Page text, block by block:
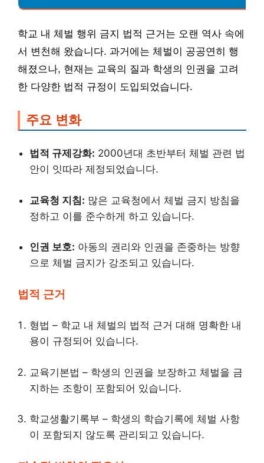
학교 내 체벌 행위 금지 법적 근거는 오랜 역사 속에
서 변천해 왔습니다. 과거에는 체벌이 공공연히 행
해졌으나, 현재는 교육의 질과 학생의 인권을 고려
한 다양한 법적 규정이 도입되었습니다.
주요 변화
법적 규제강화: 2000년대 초반부터 체벌 관련 법
안이 잇따라 제정되었습니다.
교육청 지침: 많은 교육청에서 체벌 금지 방침을
정하고 이를 준수하게 하고 있습니다.
인권 보호: 아동의 권리와 인권을 존중하는 방향
으로 체벌 금지가 강조되고 있습니다.
법적 근거
형법 – 학교 내 체벌의 법적 근거 대해 명확한 내
용이 규정되어 있습니다.
교육기본법 – 학생의 인권을 보장하고 체벌을 금
지하는 조항이 포함되어 있습니다.
학교생활기록부 – 학생의 학습기록에 체벌 사항
이 포함되지 않도록 관리되고 있습니다.